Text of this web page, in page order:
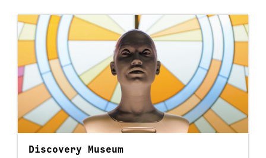
Discovery Museum